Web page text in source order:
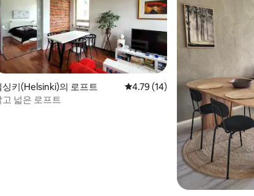
싱키(Helsinki)의 로프트 평점 4.79점(5점 만점), 후기 14개
4.79 (14)
고 넓은 로프트